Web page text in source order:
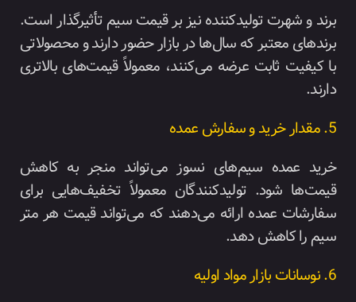
برند و شهرت تولیدکننده نیز بر قیمت سیم تأثیرگذار است.
برندهای معتبر که سال‌ها در بازار حضور دارند و محصولاتی
با کیفیت ثابت عرضه می‌کنند، معمولاً قیمت‌های بالاتری
دارند.
5. مقدار خرید و سفارش عمده
خرید عمده سیم‌های نسوز می‌تواند منجر به کاهش
قیمت‌ها شود. تولیدکنندگان معمولاً تخفیف‌هایی برای
سفارشات عمده ارائه می‌دهند که می‌تواند قیمت هر متر
سیم را کاهش دهد.
6. نوسانات بازار مواد اولیه